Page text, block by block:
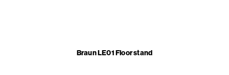
Braun LE01 Floor stand